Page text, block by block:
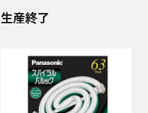
生産終了